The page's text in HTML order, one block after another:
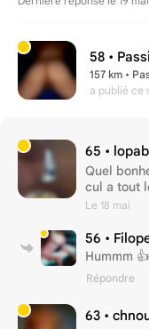
58 •
157 km •
a publié ce
65 •
Quel
cul a tout
Le 18 mai
56 •
Hummm 👍
Répondre
63 •